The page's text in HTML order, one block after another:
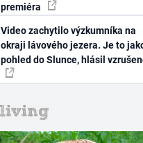
premiéra
Video zachytilo výzkumníka na
okraji lávového jezera. Je to
pohled do Slunce, hlásil